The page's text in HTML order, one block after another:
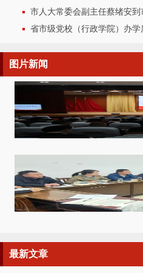
市人大常委会副主任蔡绪安到
省市级党校（行政学院）办学
图片新闻
最新文章